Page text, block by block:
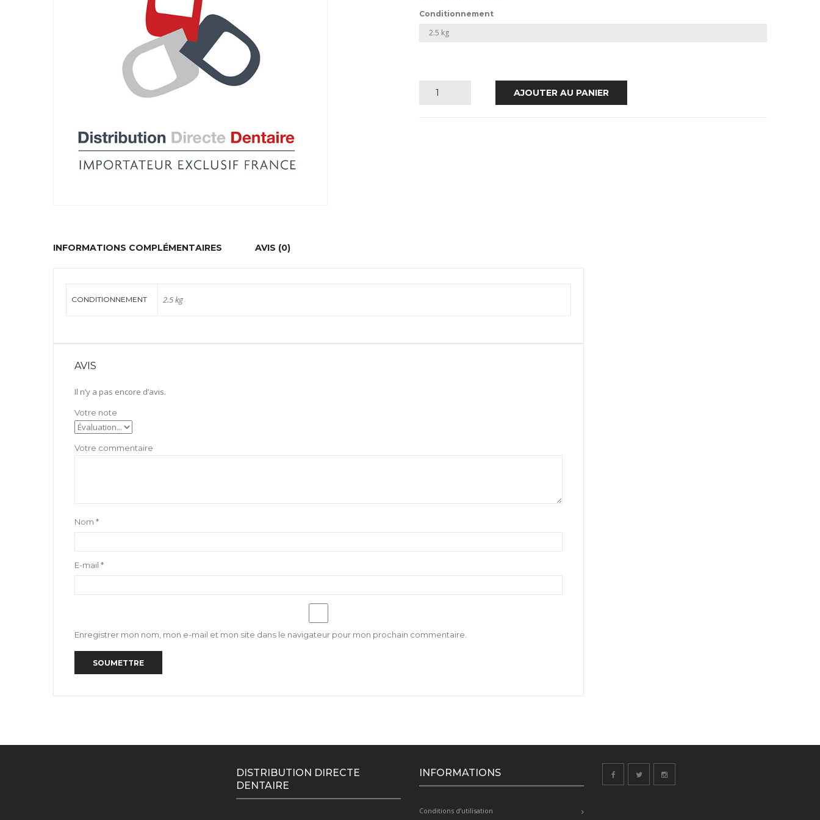
Conditionnement
quantité AJOUTER AU PANIER
INFORMATIONS COMPLÉMENTAIRES AVIS (0)
CONDITIONNEMENT 2.5 kg
AVIS
Il n’y a pas encore d’avis.
Nom *
E-mail *
Enregistrer mon nom, mon e-mail et mon site dans le navigateur pour mon prochain commentaire.
DISTRIBUTION DIRECTE
DENTAIRE
INFORMATIONS
Conditions d’utilisation